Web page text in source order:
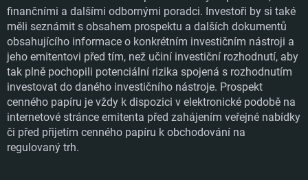
finančními a dalšími odbornými poradci. Investoři by si také
měli seznámit s obsahem prospektu a dalších dokumentů
obsahujícího informace o konkrétním investičním nástroji a
jeho emitentovi před tím, než učiní investiční rozhodnutí, aby
tak plně pochopili potenciální rizika spojená s rozhodnutím
investovat do daného investičního nástroje. Prospekt
cenného papíru je vždy k dispozici v elektronické podobě na
internetové stránce emitenta před zahájením veřejné nabídky
či před přijetím cenného papíru k obchodování na
regulovaný trh.